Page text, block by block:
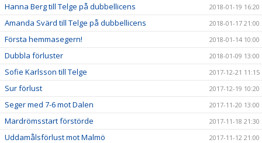
Hanna Berg till Telge på dubbellicens 2018-01-19 16:20
Amanda Svärd till Telge på dubbellicens 2018-01-17 21:00
Första hemmasegern! 2018-01-14 10:00
Dubbla förluster 2018-01-09 13:00
Sofie Karlsson till Telge 2017-12-21 11:15
Sur förlust 2017-12-19 10:20
Seger med 7-6 mot Dalen 2017-11-20 13:00
Mardrömsstart förstörde 2017-11-18 21:30
Uddamålsförlust mot Malmö 2017-11-12 21:00